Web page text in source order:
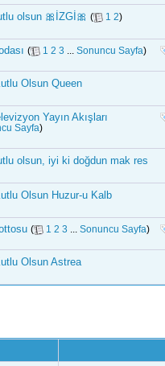
olsun 🎀İZGİ🎀 ( 1 2)
( 1 2 3 Sonuncu Sayfa)
Olsun Queen
Yayın Akışları
Sayfa)
olsun, iyi ki doğdun mak res
Olsun Huzur-u Kalb
( 1 2 3 Sonuncu Sayfa)
Olsun Astrea